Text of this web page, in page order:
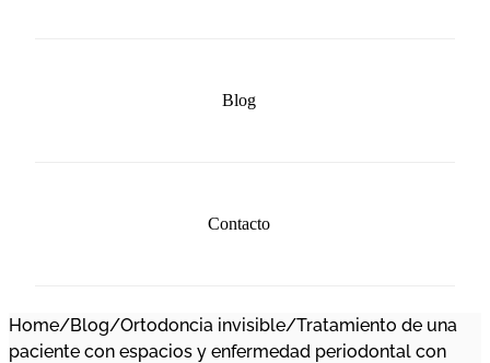
Blog
Contacto
Home/Blog/Ortodoncia invisible/Tratamiento de una
paciente con espacios y enfermedad periodontal con